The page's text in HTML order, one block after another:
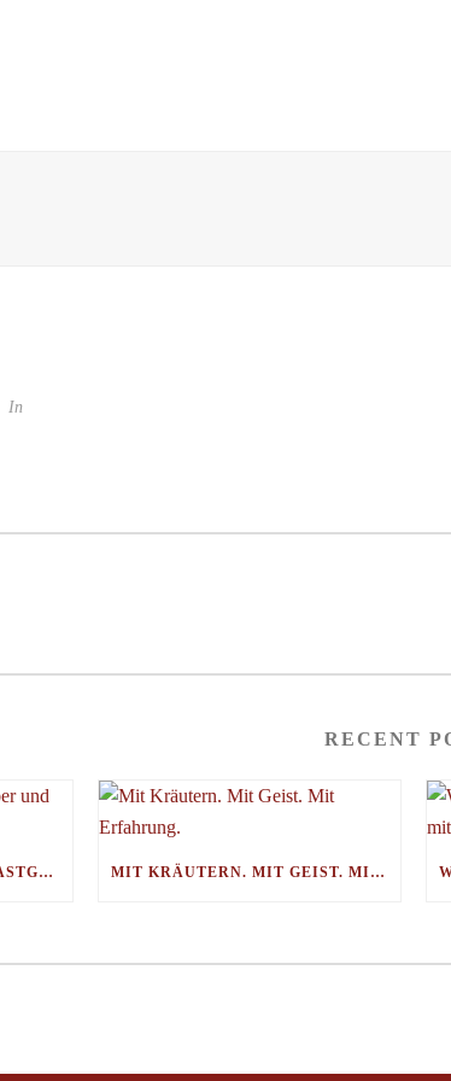
In
RECENT
FÜR ANSPRUCHSVOLLE GASTGEBER UND MIT EINZIGARTIGEM SPIRIT. MIT KRÄUTERN. MIT GEIST. MIT ERFAHRUNG.